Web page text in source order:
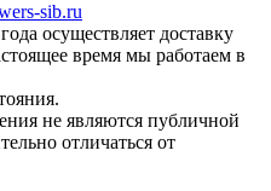
sib.ru
осуществляет доставку
время мы работаем в
не являются публичной
отличаться от